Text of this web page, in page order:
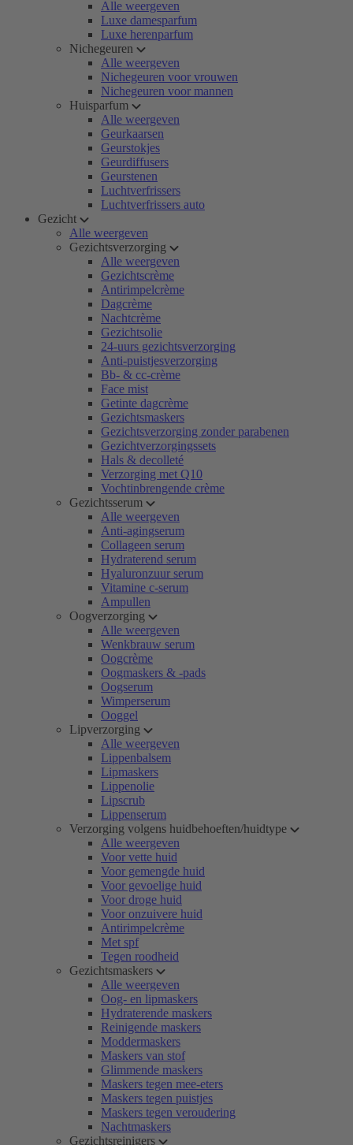
Alle weergeven
Luxe damesparfum
Luxe herenparfum
Nichegeuren
Alle weergeven
Nichegeuren voor vrouwen
Nichegeuren voor mannen
Huisparfum
Alle weergeven
Geurkaarsen
Geurstokjes
Geurdiffusers
Geurstenen
Luchtverfrissers
Luchtverfrissers auto
Gezicht
Alle weergeven
Gezichtsverzorging
Alle weergeven
Gezichtscrème
Antirimpelcrème
Dagcrème
Nachtcrème
Gezichtsolie
24-uurs gezichtsverzorging
Anti-puistjesverzorging
Bb- & cc-crème
Face mist
Getinte dagcrème
Gezichtsmaskers
Gezichtsverzorging zonder parabenen
Gezichtverzorgingssets
Hals & decolleté
Verzorging met Q10
Vochtinbrengende crème
Gezichtsserum
Alle weergeven
Anti-agingserum
Collageen serum
Hydraterend serum
Hyaluronzuur serum
Vitamine c-serum
Ampullen
Oogverzorging
Alle weergeven
Wenkbrauw serum
Oogcrème
Oogmaskers & -pads
Oogserum
Wimperserum
Ooggel
Lipverzorging
Alle weergeven
Lippenbalsem
Lipmaskers
Lippenolie
Lipscrub
Lippenserum
Verzorging volgens huidbehoeften/huidtype
Alle weergeven
Voor vette huid
Voor gemengde huid
Voor gevoelige huid
Voor droge huid
Voor onzuivere huid
Antirimpelcrème
Met spf
Tegen roodheid
Gezichtsmaskers
Alle weergeven
Oog- en lipmaskers
Hydraterende maskers
Reinigende maskers
Moddermaskers
Maskers van stof
Glimmende maskers
Maskers tegen mee-eters
Maskers tegen puistjes
Maskers tegen veroudering
Nachtmaskers
Gezichtsreinigers